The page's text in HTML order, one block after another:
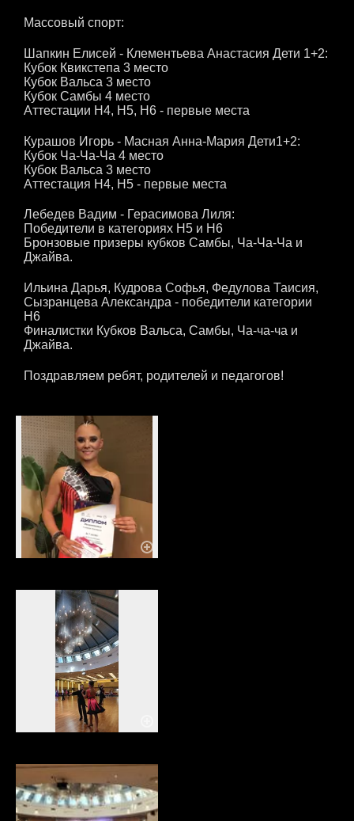
Массовый спорт:
Шапкин Елисей - Клементьева Анастасия Дети 1+2:
Кубок Квикстепа 3 место
Кубок Вальса 3 место
Кубок Самбы 4 место
Аттестации Н4, Н5, Н6 - первые места
Курашов Игорь - Масная Анна-Мария Дети1+2:
Кубок Ча-Ча-Ча 4 место
Кубок Вальса 3 место
Аттестация Н4, Н5 - первые места
Лебедев Вадим - Герасимова Лиля:
Победители в категориях Н5 и Н6
Бронзовые призеры кубков Самбы, Ча-Ча-Ча и
Джайва.
Ильина Дарья, Кудрова Софья, Федулова Таисия,
Сызранцева Александра - победители категории
Н6
Финалистки Кубков Вальса, Самбы, Ча-ча-ча и
Джайва.
Поздравляем ребят, родителей и педагогов!